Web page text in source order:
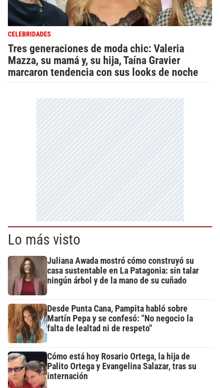
CELEBRIDADES
Tres generaciones de moda chic: Valeria
Mazza, su mamá y, su hija, Taína Gravier
marcaron tendencia con sus looks de noche
Lo más visto
Juliana Awada mostró cómo construyó su
casa sustentable en La Patagonia: sin talar
ningún árbol y de la mano de su cuñado
Desde Punta Cana, Pampita habló sobre
Martín Pepa y se confesó: "No negocio la
falta de lealtad ni de respeto"
Cómo está hoy Rosario Ortega, la hija de
Palito Ortega y Evangelina Salazar, tras su
internación